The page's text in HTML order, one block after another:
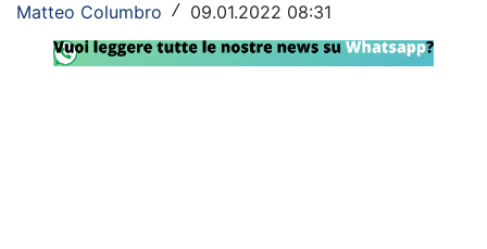
Lazio Women
Matteo Columbro / 09.01.2022 08:31